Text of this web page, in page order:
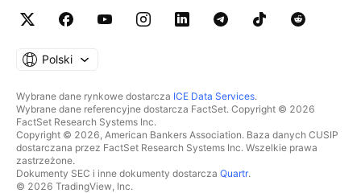
Polski
Wybrane dane rynkowe dostarcza ICE Data Services.
Wybrane dane referencyjne dostarcza FactSet. Copyright © 2026
FactSet Research Systems Inc.
Copyright © 2026, American Bankers Association. Baza danych CUSIP
dostarczana przez FactSet Research Systems Inc. Wszelkie prawa
zastrzeżone.
Dokumenty SEC i inne dokumenty dostarcza Quartr.
© 2026 TradingView, Inc.